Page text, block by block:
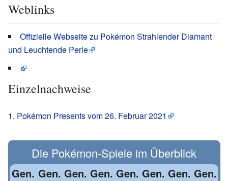
Weblinks
Offizielle Webseite zu Pokémon Strahlender Diamant
und Leuchtende Perle
Einzelnachweise
Pokémon Presents vom 26. Februar 2021
Die Pokémon-Spiele im Überblick
Gen. Gen. Gen. Gen. Gen. Gen. Gen. Gen.